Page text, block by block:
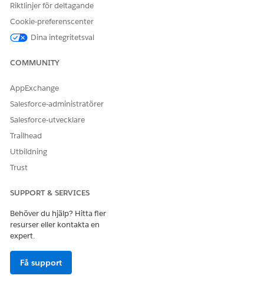
LÖSTE DENNA ARTIKEL DITT PROBLEM?
Riktlinjer för deltagande
Cookie-preferenscenter
Dina integritetsval
COMMUNITY
AppExchange
Salesforce-administratörer
Salesforce-utvecklare
Trailhead
Utbildning
Trust
SUPPORT & SERVICES
Behöver du hjälp? Hitta fler
resurser eller kontakta en
expert.
Få support